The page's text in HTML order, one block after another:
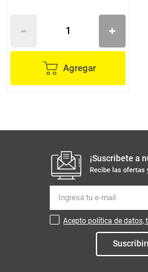
Agregar
¡Suscribete a
Recibe las ofertas
Acepto política de datos,